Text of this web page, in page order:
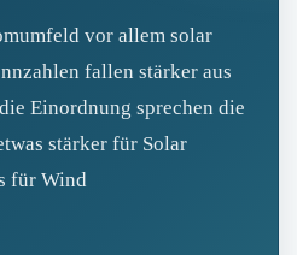
vor allem solar
fallen stärker aus
Einordnung sprechen die
stärker für Solar
für Wind